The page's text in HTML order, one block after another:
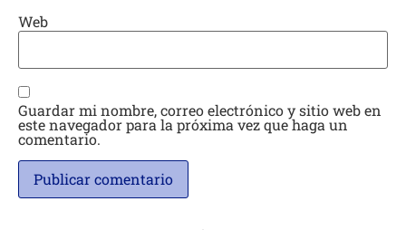
Web
Guardar mi nombre, correo electrónico y sitio web en
este navegador para la próxima vez que haga un
comentario.